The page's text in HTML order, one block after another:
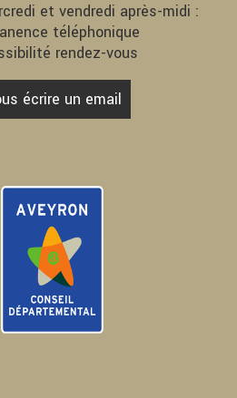
et vendredi après-midi :
téléphonique
rendez-vous
écrire un email